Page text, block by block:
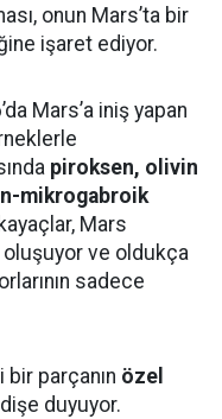
onun Mars’ta bir
işaret ediyor.
Mars’a iniş yapan
piroksen, olivin
mikrogabroik
Mars
oluşuyor ve oldukça
sadece
bir parçanın özel
duyuyor.